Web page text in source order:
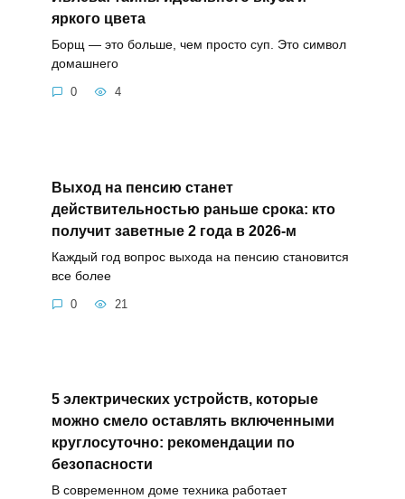
яркого цвета
Борщ — это больше, чем просто суп. Это символ
домашнего
0 4
Выход на пенсию станет
действительностью раньше срока: кто
получит заветные 2 года в 2026-м
Каждый год вопрос выхода на пенсию становится
все более
0 21
5 электрических устройств, которые
можно смело оставлять включенными
круглосуточно: рекомендации по
безопасности
В современном доме техника работает